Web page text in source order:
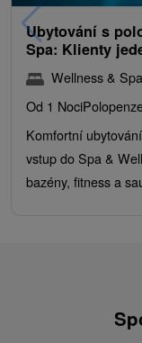
Ubytování s
Spa: Klienty
Wellness &
Od 1 Noci
Komfortní
vstup do Spa &
bazény, fitness a